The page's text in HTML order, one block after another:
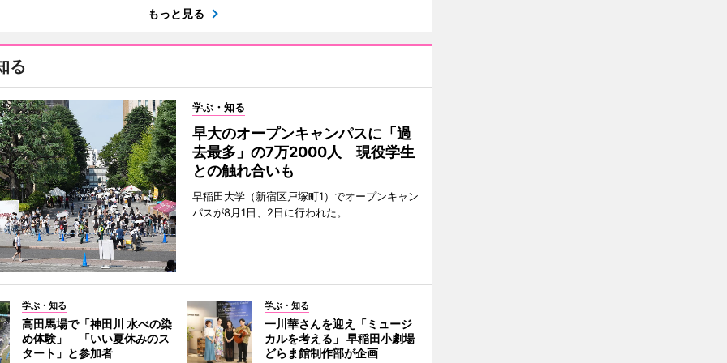
もっと見る
る
学ぶ・知る
早大のオープンキャンパスに「過
去最多」の7万2000人 現役学生
との触れ合いも
早稲田大学（新宿区戸塚町1）でオープンキャン
パスが8月1日、2日に行われた。
学ぶ・知る
高田馬場で「神田川 水べの染
め体験」 「いい夏休みのス
タート」と参加者
学ぶ・知る
一川華さんを迎え「ミュージ
カルを考える」 早稲田小劇場
どらま館制作部が企画